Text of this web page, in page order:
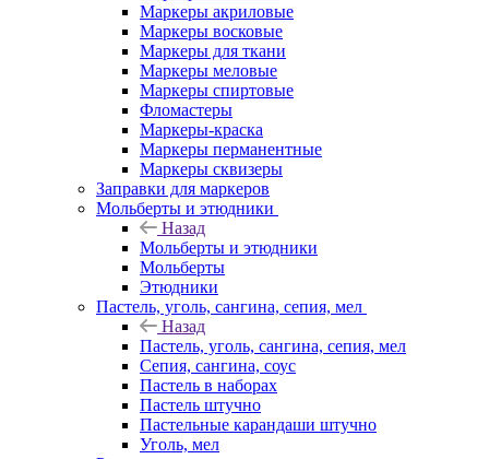
Маркеры акриловые
Маркеры восковые
Маркеры для ткани
Маркеры меловые
Маркеры спиртовые
Фломастеры
Маркеры-краска
Маркеры перманентные
Маркеры сквизеры
Заправки для маркеров
Мольберты и этюдники
Назад
Мольберты и этюдники
Мольберты
Этюдники
Пастель, уголь, сангина, сепия, мел
Назад
Пастель, уголь, сангина, сепия, мел
Сепия, сангина, соус
Пастель в наборах
Пастель штучно
Пастельные карандаши штучно
Уголь, мел